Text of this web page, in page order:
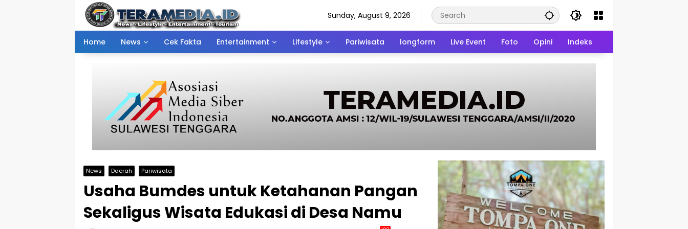
Sunday, August 9, 2026
Home News Cek Fakta Entertainment Lifestyle Pariwisata longform Live Event Foto Opini Indeks
News Daerah Pariwisata
Usaha Bumdes untuk Ketahanan Pangan
Sekaligus Wisata Edukasi di Desa Namu